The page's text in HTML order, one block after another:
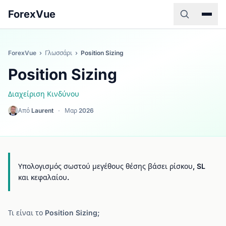
ForexVue
ForexVue › Γλωσσάρι › Position Sizing
Position Sizing
Διαχείριση Κινδύνου
Από Laurent · Μαρ 2026
Υπολογισμός σωστού μεγέθους θέσης βάσει ρίσκου, SL
και κεφαλαίου.
Τι είναι το Position Sizing;